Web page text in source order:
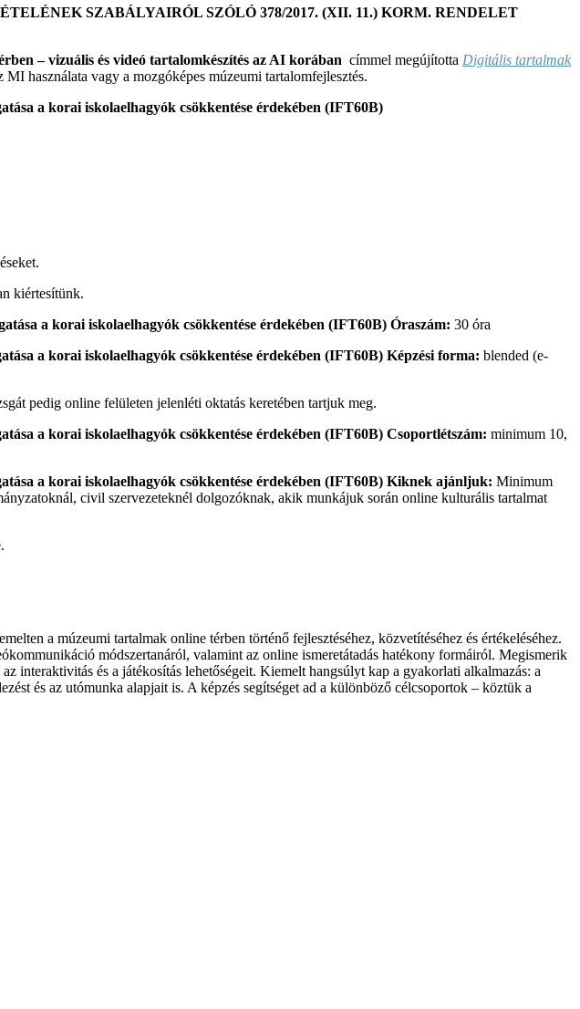
SZABÁLYAIRÓL SZÓLÓ 378/2017. (XII. 11.) KORM. RENDELET
– vizuális és videó tartalomkészítés az AI korában címmel megújította Digitális tartalmak
használata vagy a mozgóképes múzeumi tartalomfejlesztés.
kiértesítünk.
Óraszám: 30 óra
Képzési forma: blended (e-
pedig online felületen jelenléti oktatás keretében tartjuk meg.
Csoportlétszám: minimum 10,
Kiknek ajánljuk: Minimum
civil szervezeteknél dolgozóknak, akik munkájuk során online kulturális tartalmat
a múzeumi tartalmak online térben történő fejlesztéséhez, közvetítéséhez és értékeléséhez.
módszertanáról, valamint az online ismeretátadás hatékony formáiról. Megismerik
interaktivitás és a játékosítás lehetőségeit. Kiemelt hangsúlyt kap a gyakorlati alkalmazás: a
és az utómunka alapjait is. A képzés segítséget ad a különböző célcsoportok – köztük a